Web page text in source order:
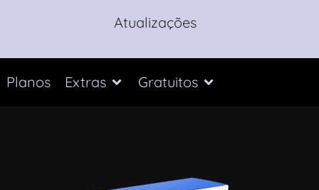
Atualizações
Planos Extras Gratuitos